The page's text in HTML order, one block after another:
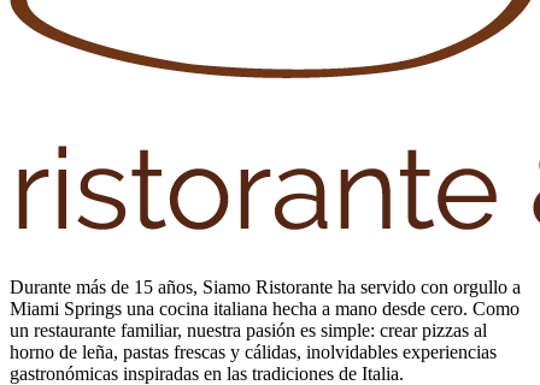
Durante más de 15 años, Siamo Ristorante ha servido con orgullo a
Miami Springs una cocina italiana hecha a mano desde cero. Como
un restaurante familiar, nuestra pasión es simple: crear pizzas al
horno de leña, pastas frescas y cálidas, inolvidables experiencias
gastronómicas inspiradas en las tradiciones de Italia.